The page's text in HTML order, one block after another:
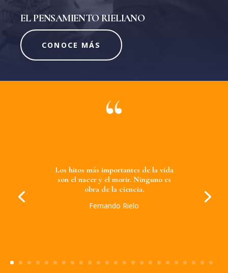
EL PENSAMIENTO RIELIANO
CONOCE MÁS
Los hitos más importantes de la vida
son el nacer y el morir. Ninguno es
obra de la ciencia.
Fernando Rielo